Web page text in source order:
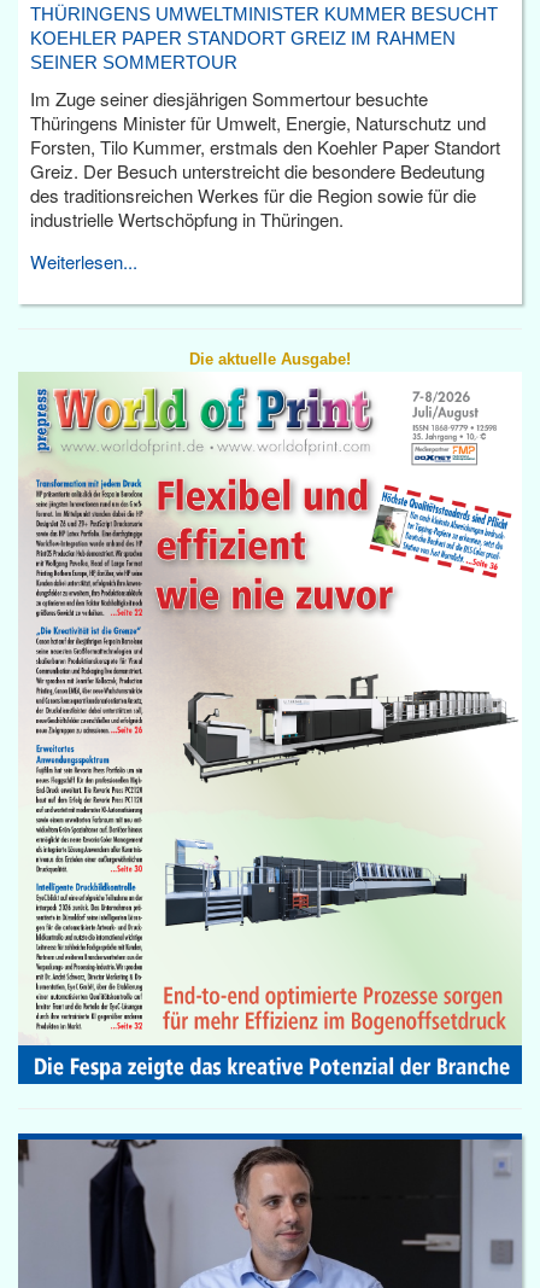
THÜRINGENS UMWELTMINISTER KUMMER BESUCHT
KOEHLER PAPER STANDORT GREIZ IM RAHMEN
SEINER SOMMERTOUR
Im Zuge seiner diesjährigen Sommertour besuchte
Thüringens Minister für Umwelt, Energie, Naturschutz und
Forsten, Tilo Kummer, erstmals den Koehler Paper Standort
Greiz. Der Besuch unterstreicht die besondere Bedeutung
des traditionsreichen Werkes für die Region sowie für die
industrielle Wertschöpfung in Thüringen.
Weiterlesen...
Die aktuelle Ausgabe!